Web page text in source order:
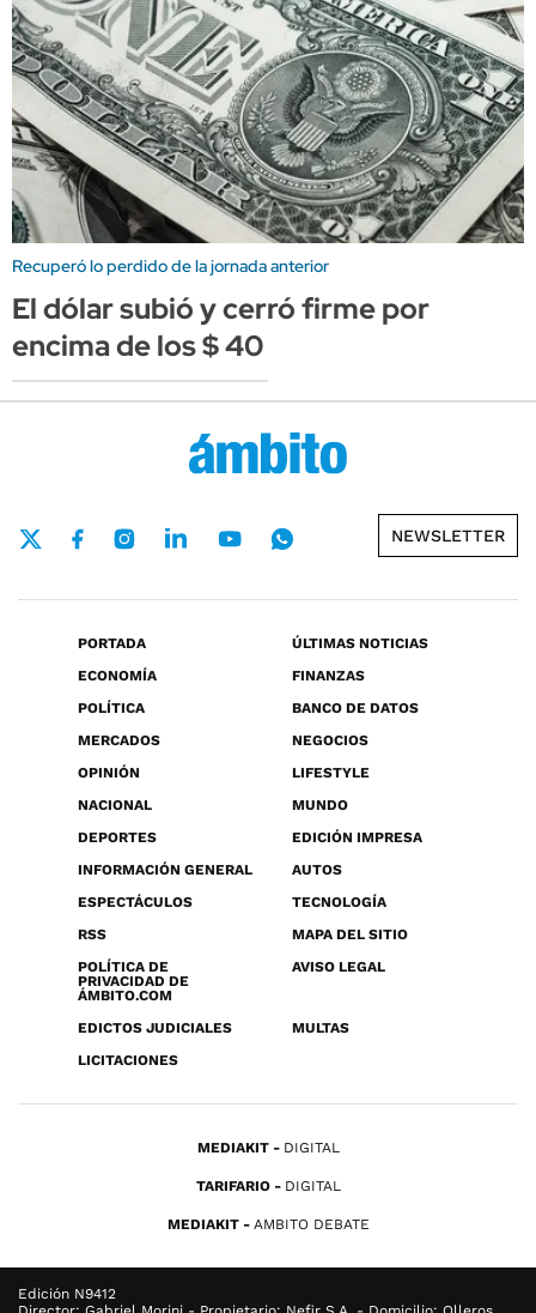
Recuperó lo perdido de la jornada anterior
El dólar subió y cerró firme por
encima de los $ 40
NEWSLETTER
PORTADA
ÚLTIMAS NOTICIAS
ECONOMÍA
FINANZAS
POLÍTICA
BANCO DE DATOS
MERCADOS
NEGOCIOS
OPINIÓN
LIFESTYLE
NACIONAL
MUNDO
DEPORTES
EDICIÓN IMPRESA
INFORMACIÓN GENERAL
AUTOS
ESPECTÁCULOS
TECNOLOGÍA
RSS
MAPA DEL SITIO
POLÍTICA DE
PRIVACIDAD DE
ÁMBITO.COM
AVISO LEGAL
EDICTOS JUDICIALES
MULTAS
LICITACIONES
MEDIAKIT DIGITAL
TARIFARIO DIGITAL
MEDIAKIT AMBITO DEBATE
Edición N9412